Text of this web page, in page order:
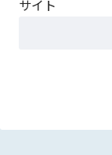
サイト